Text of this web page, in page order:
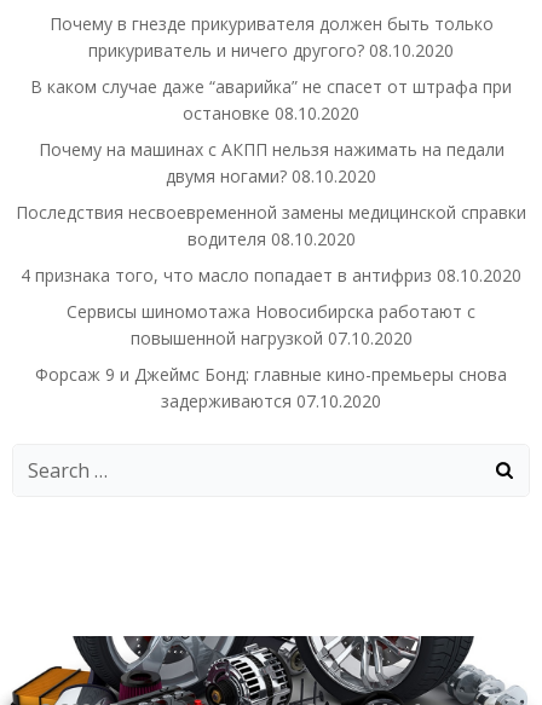
Почему в гнезде прикуривателя должен быть только
прикуриватель и ничего другого? 08.10.2020
В каком случае даже “аварийка” не спасет от штрафа при
остановке 08.10.2020
Почему на машинах с АКПП нельзя нажимать на педали
двумя ногами? 08.10.2020
Последствия несвоевременной замены медицинской справки
водителя 08.10.2020
4 признака того, что масло попадает в антифриз 08.10.2020
Сервисы шиномотажа Новосибирска работают с
повышенной нагрузкой 07.10.2020
Форсаж 9 и Джеймс Бонд: главные кино-премьеры снова
задерживаются 07.10.2020
Search